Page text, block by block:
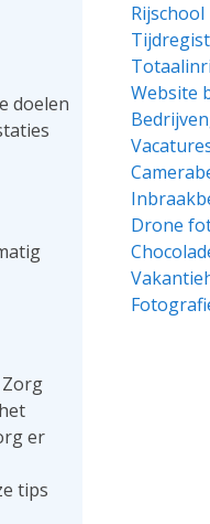
doelen
er
tips
Rijschool
Website
Drone